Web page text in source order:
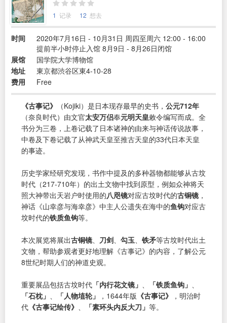
1 记录 12 想去
时间
2020年7月16日 - 10月31日 周四至周六 12:00 - 16:00
提前半小时停止入馆 8月9日 - 8月26日闭馆
展馆
国学院大学博物馆
地址
東京都渋谷区東4-10-28
费用
Free
《古事记》 （Kojiki）是日本现存最早的史书， 公元712年
（奈良时代）由文官太安万侣奉元明天皇敕令编写而成。全
书分为三卷，上卷记载了日本诸神的由来与神话传说故事，
中卷及下卷记载了从神武天皇至推古天皇的33代日本天皇
的事迹。
历史学家经研究发现，书作中提及的多种器物都能够从古坟
时代（217-710年）的出土文物中找到原型，例如众神将天
照大神带出天岩户时使用的八咫镜对应古坟时代的古铜镜 ，
神话《山幸彦与海幸彦》中主人公遗失在海中的鱼钩对应古
坟时代的铁质鱼钩等。
本次展览将展出古铜镜 刀剑 勾玉 铁矛等古坟时代出土
文物，帮助参观者更好地理解《古事记》的内容，了解公元
8世纪时期人们的神道史观。
重要展品包括古坟时代 「内行花文镜」 「铁质鱼钩」
「石枕」
「人物埴轮」 ，1644年版 《古事记》
，明治时
代 《古事记绘传》 「素环头内反大刀」 等。